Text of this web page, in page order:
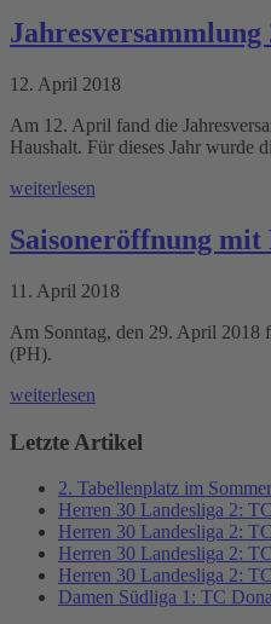
Jahresversammlung
12. April 2018
Am 12. April fand die
Haushalt. Für dieses Jahr wurde
weiterlesen
Saisoneröffnung
11. April 2018
Am Sonntag, den 29. April 2018
(PH).
weiterlesen
Letzte Artikel
2. Tabellenplatz im
Herren 30 Landesliga 2:
Herren 30 Landesliga 2:
Herren 30 Landesliga 2:
Herren 30 Landesliga 2:
Damen Südliga 1: TC